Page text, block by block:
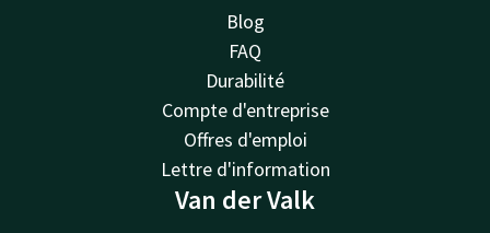
Blog
FAQ
Durabilité
Compte d'entreprise
Offres d'emploi
Lettre d'information
Van der Valk